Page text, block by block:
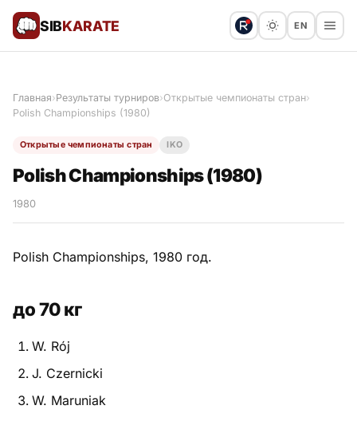
SIBKARATE EN
Все статьи
История и философия
Мастера киокушинкай
Питание
Главная›Результаты турниров›Открытые чемпионаты стран›
Polish Championships (1980)
Открытые чемпионаты стран IKO
Polish Championships (1980)
1980
Polish Championships, 1980 год.
до 70 кг
W. Rój
J. Czernicki
W. Maruniak